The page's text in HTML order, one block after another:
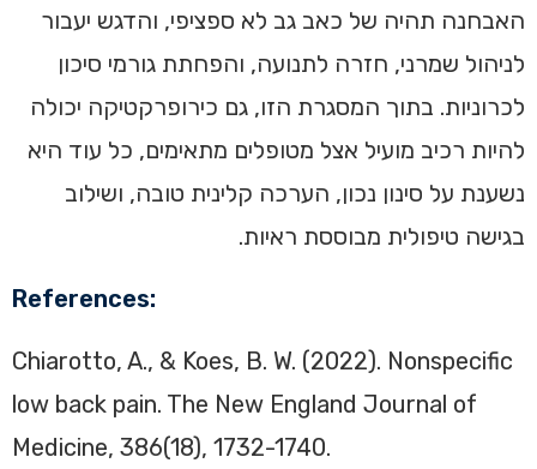
האבחנה תהיה של כאב גב לא ספציפי, והדגש יעבור
לניהול שמרני, חזרה לתנועה, והפחתת גורמי סיכון
לכרוניות. בתוך המסגרת הזו, גם כירופרקטיקה יכולה
להיות רכיב מועיל אצל מטופלים מתאימים, כל עוד היא
נשענת על סינון נכון, הערכה קלינית טובה, ושילוב
בגישה טיפולית מבוססת ראיות.
References:
Chiarotto, A., & Koes, B. W. (2022). Nonspecific
low back pain. The New England Journal of
Medicine, 386(18), 1732-1740.